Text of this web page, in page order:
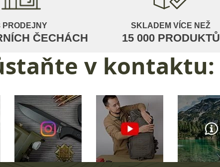
PRODEJNY
ČECHÁCH
SKLADEM VÍCE NEŽ
15 000 PRODUKTŮ
v kontaktu: